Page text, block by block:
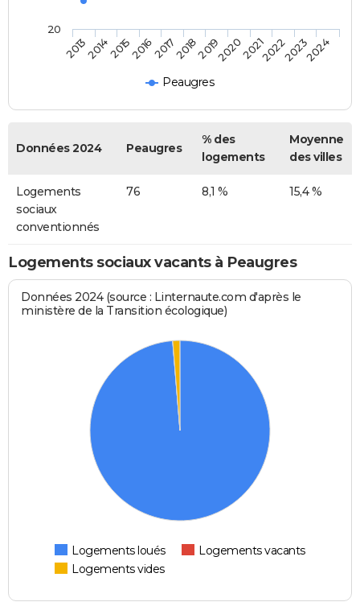
Peaugres
201320142015201620172018201920202021202220232024
20
Données 2024 Peaugres
% des
logements
Moyenne
des villes
Logements
sociaux
conventionnés
76 8,1 % 15,4 %
Logements sociaux vacants à Peaugres
Données 2024 (source : Linternaute.com d'après le
ministère de la Transition écologique)
Logements loués
Logements vacants
Logements vides